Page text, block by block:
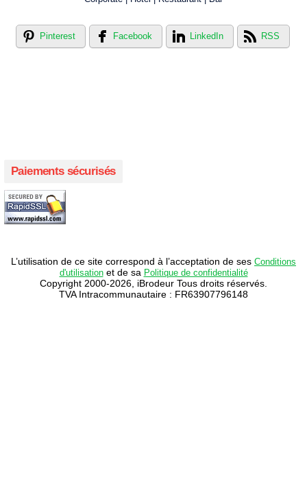
Pinterest Facebook LinkedIn RSS
Paiements sécurisés
L’utilisation de ce site correspond à l’acceptation de ses Conditions
d'utilisationet de sa Politique de confidentialité
Copyright 2000-2026, iBrodeur Tous droits réservés.
TVA Intracommunautaire : FR63907796148